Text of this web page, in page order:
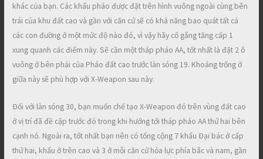
khác của bạn. Các khẩu pháo được đặt trên hình vuông ngoài cùng bên
trái của khu đất cao và gần với căn cứ sẽ có khả năng bao quát tất cả
các con đường ở một mức độ nào đó, vì vậy hãy cố gắng tăng cấp 1
xung quanh các điểm này. Sẽ cần một tháp pháo AA, tốt nhất là đặt 2 ô
vuông ở bên phải của Pháo đất cao trước làn sóng 19. Khoảng trống ở
giữa này sẽ phù hợp với X-Weapon sau này.
Đối với làn sóng 30, bạn muốn chế tạo X-Weapon đó trên vùng đất cao
ở vị trí đã đề cập trước đó trong khi hướng tới tháp pháo AA thứ hai bên
cạnh nó. Ngoài ra, tốt nhất bạn nên có tổng cộng 7 khẩu Đại bác ở cấp
thứ hai, khẩu ở trên cao và 3 ở mỗi căn cứ hỏa lực phía bắc và nam, gần